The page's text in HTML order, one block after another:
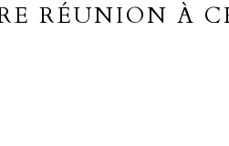
RÉUNION À